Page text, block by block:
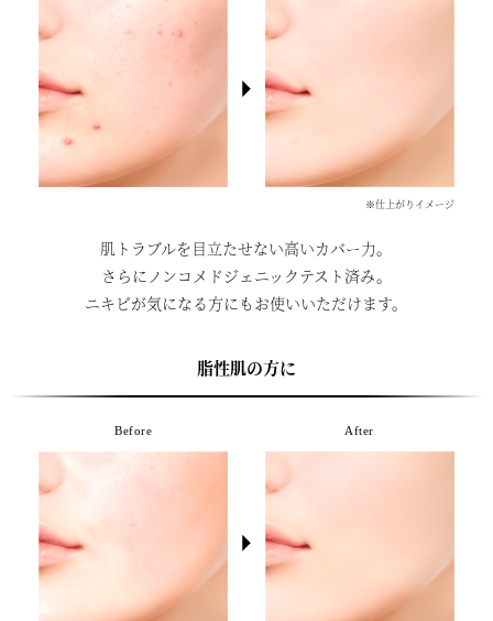
※仕上がりイメージ
肌トラブルを目立たせない高いカバー力。
さらにノンコメドジェニックテスト済み。
ニキビが気になる方にもお使いいただけます。
脂性肌の方に
Before After